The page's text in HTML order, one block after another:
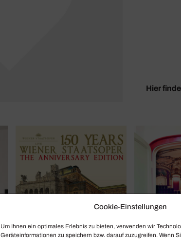
Cookie-Einstellungen
Um Ihnen ein optimales Erlebnis zu bieten, verwenden wir
Geräteinformationen zu speichern bzw. darauf zuzugreifen. Wenn
Hier